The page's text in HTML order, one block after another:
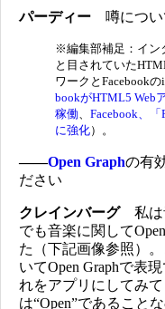
パーディー 噂につい
※編集部補足：イン
と目されていた
ワークとFacebook
bookがHTML5 Web
稼働
Facebook、
に強化）。
――Open Graphの有
ださい
クレインバーグ私は
でも音楽に関して
た（下記画像参照）
いてOpen Graphで表
れをアプリにしてみ
は“Open”であることな